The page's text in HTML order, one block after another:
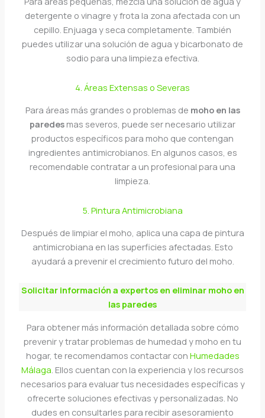
detergente o vinagre y frota la zona afectada con un
cepillo. Enjuaga y seca completamente. También
puedes utilizar una solución de agua y bicarbonato de
sodio para una limpieza efectiva.
4. Áreas Extensas o Severas
Para áreas más grandes o problemas de moho en las
paredes mas severos, puede ser necesario utilizar
productos específicos para moho que contengan
ingredientes antimicrobianos. En algunos casos, es
recomendable contratar a un profesional para una
limpieza.
5. Pintura Antimicrobiana
Después de limpiar el moho, aplica una capa de pintura
antimicrobiana en las superficies afectadas. Esto
ayudará a prevenir el crecimiento futuro del moho.
Solicitar información a expertos en eliminar moho en
las paredes
Para obtener más información detallada sobre cómo
prevenir y tratar problemas de humedad y moho en tu
hogar, te recomendamos contactar con Humedades
Málaga . Ellos cuentan con la experiencia y los recursos
necesarios para evaluar tus necesidades específicas y
ofrecerte soluciones efectivas y personalizadas. No
dudes en consultarles para recibir asesoramiento